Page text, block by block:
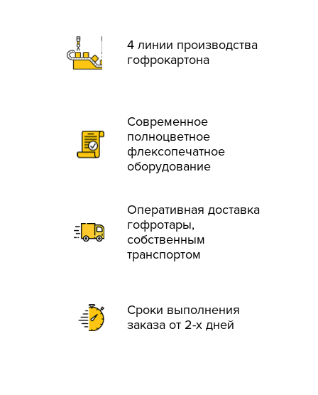
4 линии производства
гофрокартона
Современное
полноцветное
флексопечатное
оборудование
Оперативная доставка
гофротары,
собственным
транспортом
Сроки выполнения
заказа от 2-х дней